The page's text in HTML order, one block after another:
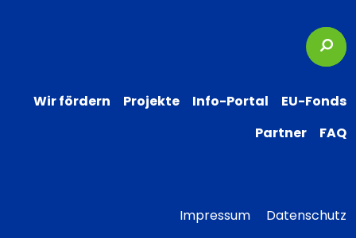
Wir fördern Projekte Info-Portal
EU-Fonds
Partner
FAQ
Impressum Datenschutz